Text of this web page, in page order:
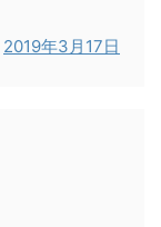
2019年3月17日